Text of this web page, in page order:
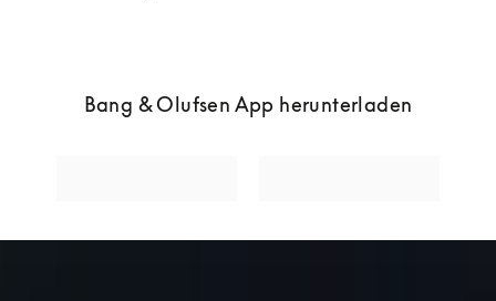
Bang & Olufsen App herunterladen